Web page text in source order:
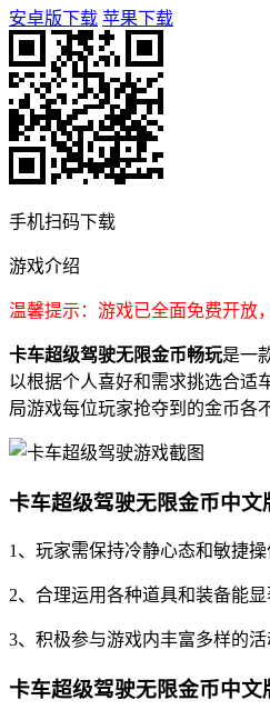
安卓版下载 苹果下载
手机扫码下载
游戏介绍
温馨提示：游戏已全面免费开放
卡车超级驾驶无限金币畅玩是一
以根据个人喜好和需求挑选合适
局游戏每位玩家抢夺到的金币各
卡车超级驾驶无限金币中文
1、玩家需保持冷静心态和敏捷
2、合理运用各种道具和装备能
3、积极参与游戏内丰富多样的
卡车超级驾驶无限金币中文